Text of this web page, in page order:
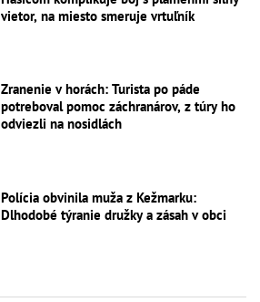
vietor, na miesto smeruje vrtuľník
Zranenie v horách: Turista po páde
potreboval pomoc záchranárov, z túry ho
odviezli na nosidlách
Polícia obvinila muža z Kežmarku:
Dlhodobé týranie družky a zásah v obci